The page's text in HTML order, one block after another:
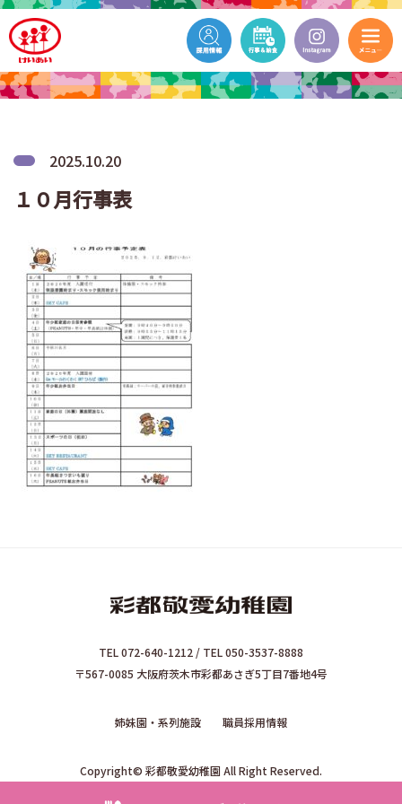
2025.10.20
１０月行事表
TEL 072-640-1212 / TEL 050-3537-8888
〒567-0085 大阪府茨木市彩都あさぎ5丁目7番地4号
姉妹園・系列施設 職員採用情報
Copyright© 彩都敬愛幼稚園 All Right Reserved.